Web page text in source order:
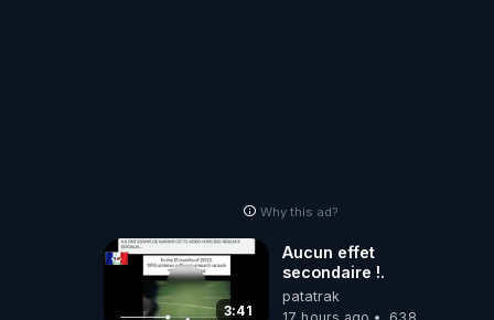
Why this ad?
3:41
Aucun effet
secondaire !.
patatrak